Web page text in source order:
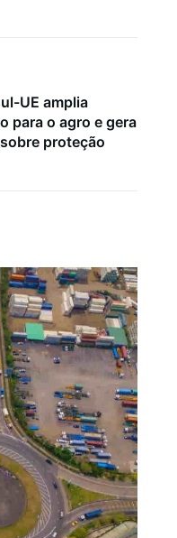
UE amplia
para o agro e gera
proteção